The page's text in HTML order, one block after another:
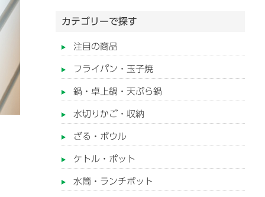
カテゴリーで探す
注目の商品
フライパン・玉子焼
鍋・卓上鍋・天ぷら鍋
水切りかご・収納
ざる・ボウル
ケトル・ポット
水筒・ランチポット